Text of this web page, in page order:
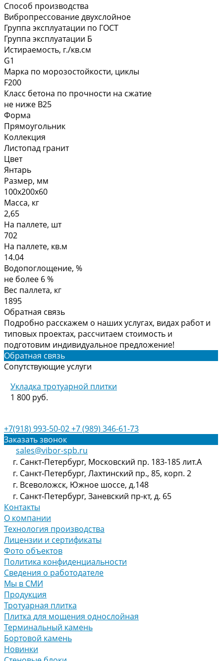
Способ производства
Вибропрессование двухслойное
Группа эксплуатации по ГОСТ
Группа эксплуатации Б
Истираемость, г./кв.см
G1
Марка по морозостойкости, циклы
F200
Класс бетона по прочности на сжатие
не ниже В25
Форма
Прямоугольник
Коллекция
Листопад гранит
Цвет
Янтарь
Размер, мм
100х200х60
Масса, кг
2,65
На паллете, шт
702
На паллете, кв.м
14.04
Водопоглощение, %
не более 6 %
Вес паллета, кг
1895
Обратная связь
Подробно расскажем о наших услугах, видах работ и
типовых проектах, рассчитаем стоимость и
подготовим индивидуальное предложение!
Обратная связь
Сопутствующие услуги
Укладка тротуарной плитки
1 800 руб.
+7(918) 993-50-02+7 (989) 346-61-73
Заказать звонок
sales@vibor-spb.ru
г. Санкт-Петербург, Московский пр. 183-185 лит.А
г. Санкт-Петербург, Лахтинский пр., 85, корп. 2
г. Всеволожск, Южное шоссе, д.148
г. Санкт-Петербург, Заневский пр-кт, д. 65
Контакты
О компании
Технология производства
Лицензии и сертификаты
Фото объектов
Политика конфиденциальности
Сведения о работодателе
Мы в СМИ
Продукция
Тротуарная плитка
Плитка для мощения однослойная
Терминальный камень
Бортовой камень
Новинки